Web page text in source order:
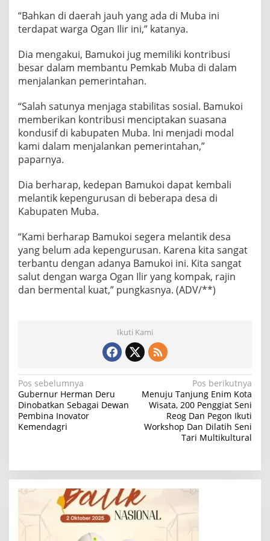
“Bahkan di daerah jauh yang ada di Muba ini
terdapat warga Ogan Ilir ini,” katanya.
Dia mengakui, Bamukoi jug memiliki kontribusi
besar dalam membantu Pemkab Muba di dalam
menjalankan pemerintahan.
“Salah satunya menjaga stabilitas sosial. Bamukoi
memberikan kontribusi menciptakan suasana
kondusif di kabupaten Muba. Ini menjadi modal
kami dalam menjalankan pemerintahan,”
paparnya.
Dia berharap, kedepan Bamukoi dapat kembali
melantik kepengurusan di beberapa desa di
Kabupaten Muba.
“Kami berharap Bamukoi segera melantik desa
yang belum ada kepengurusan. Karena kita sangat
terbantu dengan adanya Bamukoi ini. Kita sangat
salut dengan warga Ogan Ilir yang kompak, rajin
dan bermental kuat,” pungkasnya. (ADV/**)
Ikuti Kami
N
a
v
a
s
p
Pos sebelumnya
Gubernur Herman Deru
Dinobatkan Sebagai Dewan
Pembina Inovator
Kemendagri
Pos berikutnya
Menuju Tanjung Enim Kota
Wisata, 200 Penggiat Seni
Reog Dan Pegon Ikuti
Workshop Dan Dilatih Seni
Tari Multikultural